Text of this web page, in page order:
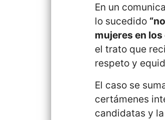
En un
lo sucedido
mujeres en los
el trato que
respeto y
El caso se
certámenes
candidatas y